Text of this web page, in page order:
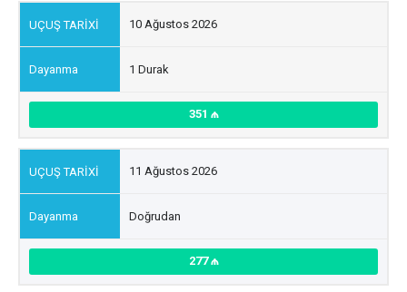
10 Ağustos 2026
1 Durak
351
11 Ağustos 2026
Doğrudan
277